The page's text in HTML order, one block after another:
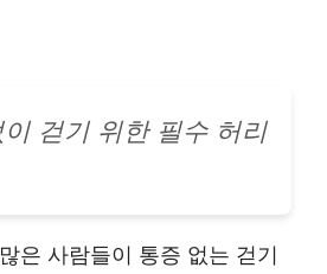
걷기 위한 필수 허리
은 사람들이 통증 없는 걷기